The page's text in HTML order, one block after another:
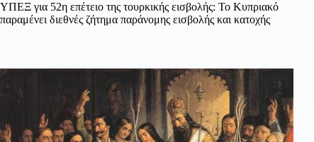
ΥΠΕΞ για 52η επέτειο της τουρκικής εισβολής: Το Κυπριακό
παραμένει διεθνές ζήτημα παράνομης εισβολής και κατοχής